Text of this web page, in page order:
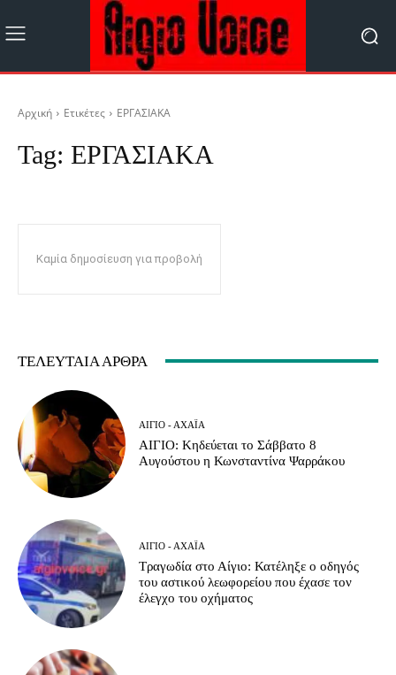
Αρχική Ετικέτες ΕΡΓΑΣΙΑΚΑ
Tag: ΕΡΓΑΣΙΑΚΑ
Καμία δημοσίευση για προβολή
ΤΕΛΕΥΤΑΊΑ ΆΡΘΡΑ
ΑΊΓΙΟ - ΑΧΑΪ́Α
ΑΙΓΙΟ: Κηδεύεται το Σάββατο 8
Αυγούστου η Κωνσταντίνα Ψαρράκου
ΑΊΓΙΟ - ΑΧΑΪ́Α
Τραγωδία στο Αίγιο: Κατέληξε ο οδηγός
του αστικού λεωφορείου που έχασε τον
έλεγχο του οχήματος